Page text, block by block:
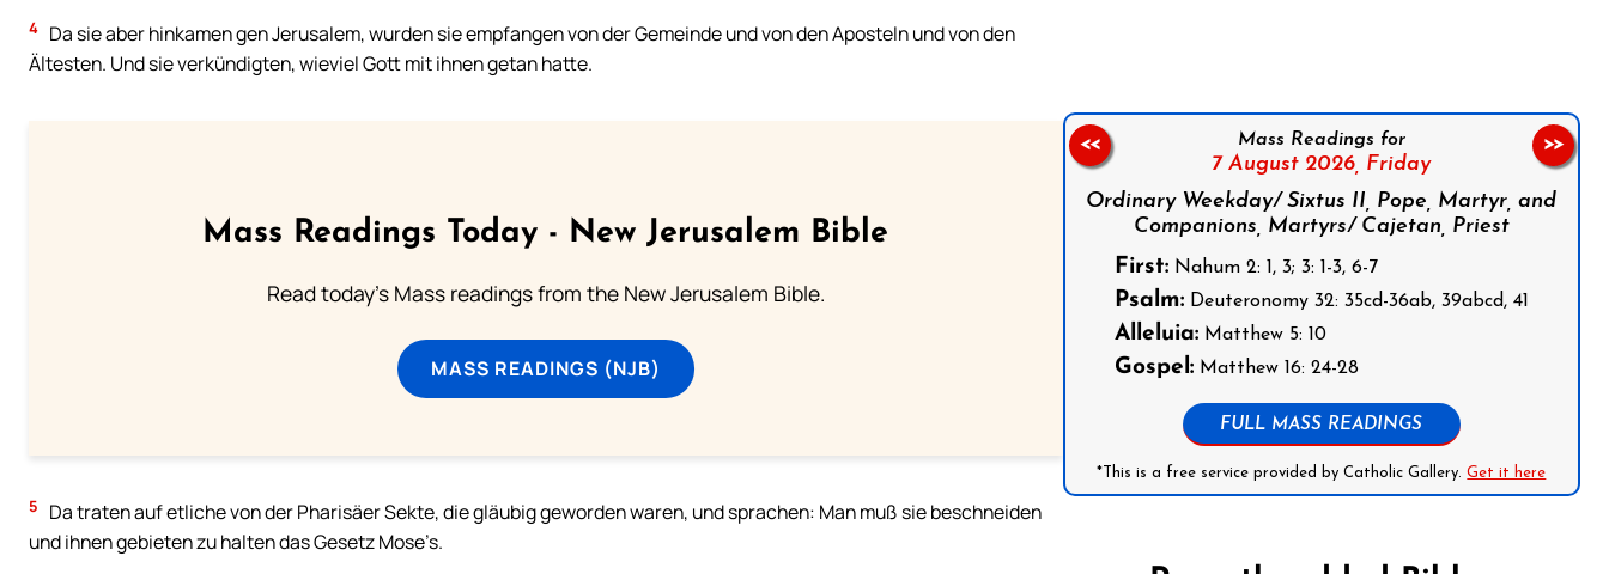
4 Da sie aber hinkamen gen Jerusalem, wurden sie empfangen von der Gemeinde und von den Aposteln und von den
Ältesten. Und sie verkündigten, wieviel Gott mit ihnen getan hatte.
Mass Readings Today - New Jerusalem Bible
Read today's Mass readings from the New Jerusalem Bible.
MASS READINGS (NJB)
5
Da traten auf etliche von der Pharisäer Sekte, die gläubig geworden waren, und sprachen: Man muß sie beschneiden
und ihnen gebieten zu halten das Gesetz Mose’s.
Mass Readings for
7 August 2026, Friday
Ordinary Weekday/ Sixtus II, Pope, Martyr, and
Companions, Martyrs/ Cajetan, Priest
First:Nahum 2: 1, 3; 3: 1-3, 6-7
Psalm:Deuteronomy 32: 35cd-36ab, 39abcd, 41
Alleluia:Matthew 5: 10
Gospel:Matthew 16: 24-28
FULL MASS READINGS
*This is a free service provided by Catholic Gallery.Get it here
<< >>